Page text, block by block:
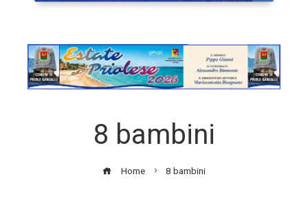
8 bambini
Home 8 bambini